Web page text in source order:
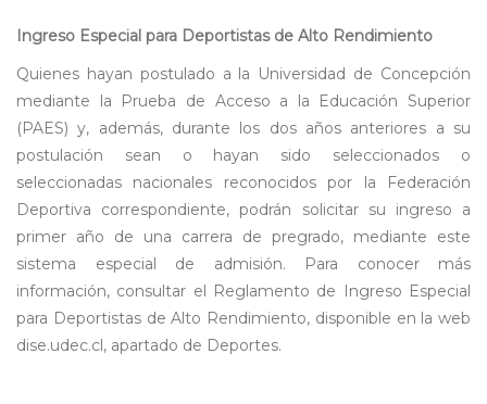
Ingreso Especial para Deportistas de Alto Rendimiento
Quienes hayan postulado a la Universidad de Concepción
mediante la Prueba de Acceso a la Educación Superior
(PAES) y, además, durante los dos años anteriores a su
postulación sean o hayan sido seleccionados o
seleccionadas nacionales reconocidos por la Federación
Deportiva correspondiente, podrán solicitar su ingreso a
primer año de una carrera de pregrado, mediante este
sistema especial de admisión. Para conocer más
información, consultar el Reglamento de Ingreso Especial
para Deportistas de Alto Rendimiento, disponible en la web
dise.udec.cl, apartado de Deportes.